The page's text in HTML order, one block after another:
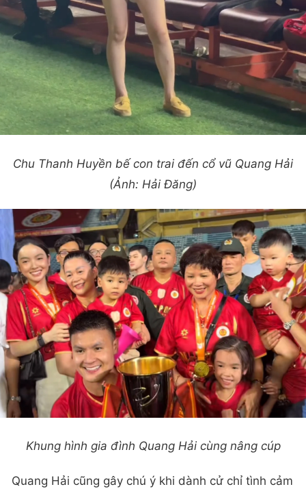
Chu Thanh Huyền bế con trai đến cổ vũ Quang Hải
(Ảnh: Hải Đăng)
Khung hình gia đình Quang Hải cùng nâng cúp
Quang Hải cũng gây chú ý khi dành cử chỉ tình cảm